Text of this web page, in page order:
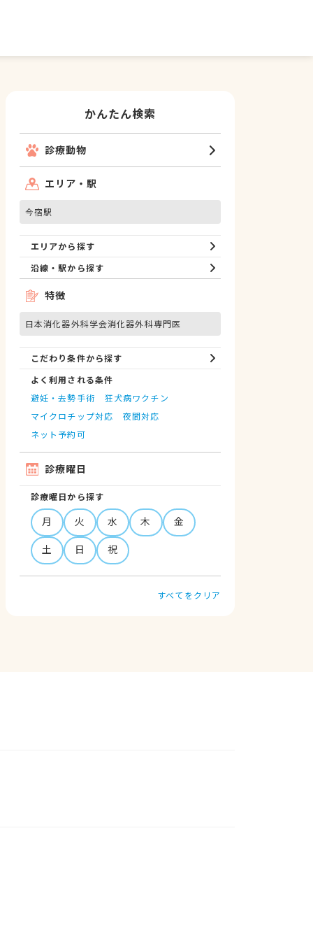
かんたん検索
診療動物
エリア・駅
今宿駅
エリアから探す
沿線・駅から探す
特徴
日本消化器外科学会消化器外科専門医
こだわり条件から探す
よく利用される条件
避妊・去勢手術
狂犬病ワクチン
マイクロチップ対応
夜間対応
ネット予約可
診療曜日
診療曜日から探す
月 火 水 木
金
土
日 祝
すべてをクリア